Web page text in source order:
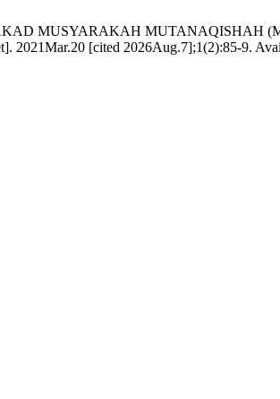
MUSYARAKAH MUTANAQISHAH
2021Mar.20 [cited 2026Aug.7];1(2):85-9.